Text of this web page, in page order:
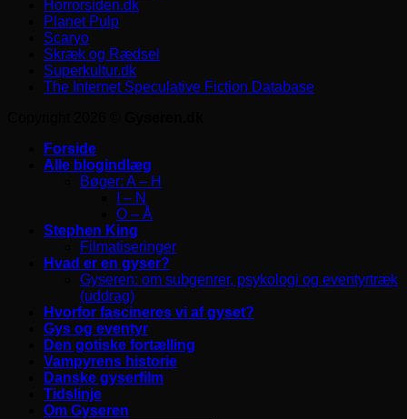
Horrorsiden.dk
Planet Pulp
Scaryo
Skræk og Rædsel
Superkultur.dk
The Internet Speculative Fiction Database
Forside
Alle blogindlæg
Bøger: A – H
I – N
O – Å
Stephen King
Filmatiseringer
Hvad er en gyser?
Gyseren: om subgenrer, psykologi og eventyrtræk
(uddrag)
Hvorfor fascineres vi af gyset?
Gys og eventyr
Den gotiske fortælling
Vampyrens historie
Danske gyserfilm
Tidslinje
Om Gyseren